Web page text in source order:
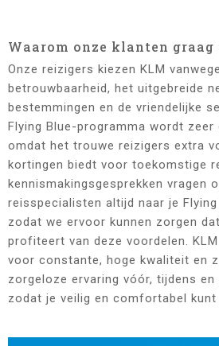
Waarom onze klanten
Onze reizigers kiezen KLM
betrouwbaarheid, het uitgebreide
bestemmingen en de vriendelijke
Flying Blue-programma wordt zeer
omdat het trouwe reizigers extra
kortingen biedt voor toekomstige
kennismakingsgesprekken vragen
reisspecialisten altijd naar je Flying
zodat we ervoor kunnen zorgen
profiteert van deze voordelen.
voor constante, hoge kwaliteit en
zorgeloze ervaring vóór, tijdens en
zodat je veilig en comfortabel kunt